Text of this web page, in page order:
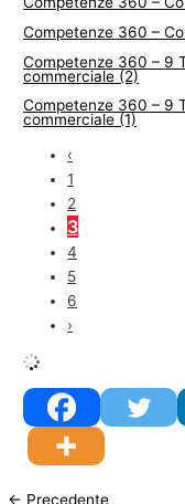
Competenze 360 –
Competenze 360 – 9
commerciale (2)
Competenze 360 – 9
commerciale (1)
‹
1
2
3
4
5
6
›
← Precedente